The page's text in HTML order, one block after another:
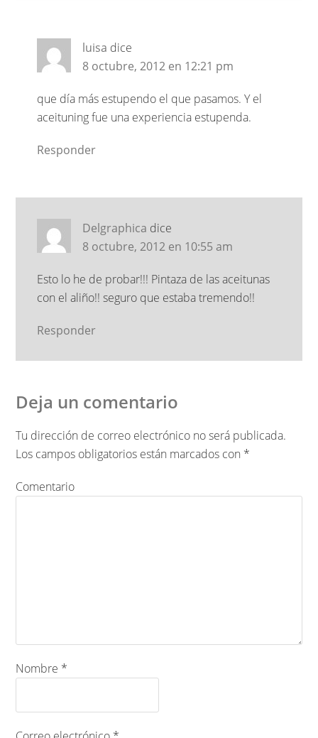
luisa dice
8 octubre, 2012 en 12:21 pm
que día más estupendo el que pasamos. Y el
aceituning fue una experiencia estupenda.
Responder
Delgraphica dice
8 octubre, 2012 en 10:55 am
Esto lo he de probar!!! Pintaza de las aceitunas
con el aliño!! seguro que estaba tremendo!!
Responder
Deja un comentario
Tu dirección de correo electrónico no será publicada.
Los campos obligatorios están marcados con *
Comentario
Nombre *